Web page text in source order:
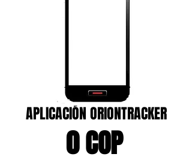
APLICACIÓN ORIONTRACKER
0 COPPrecio